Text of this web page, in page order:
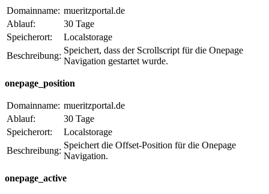
Domainname: mueritzportal.de
Ablauf:
30 Tage
Speicherort:
Localstorage
Beschreibung:
Speichert, dass der Scrollscript für die Onepage
Navigation gestartet wurde.
onepage_position
Domainname: mueritzportal.de
Ablauf:
30 Tage
Speicherort:
Localstorage
Beschreibung:
Speichert die Offset-Position für die Onepage
Navigation.
onepage_active